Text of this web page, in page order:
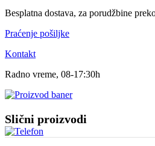
Besplatna dostava, za porudžbine
Praćenje pošiljke
Kontakt
Radno vreme, 08-17:30h
Slični proizvodi